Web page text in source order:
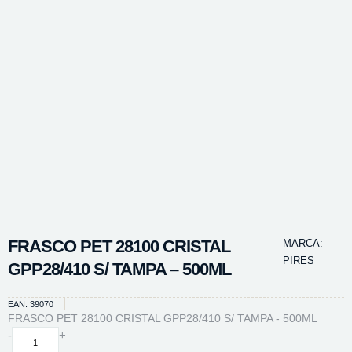
FRASCO PET 28100 CRISTAL
GPP28/410 S/ TAMPA – 500ML
MARCA:
PIRES
EAN: 39070
FRASCO PET 28100 CRISTAL GPP28/410 S/ TAMPA - 500ML
-
FRASCO
+